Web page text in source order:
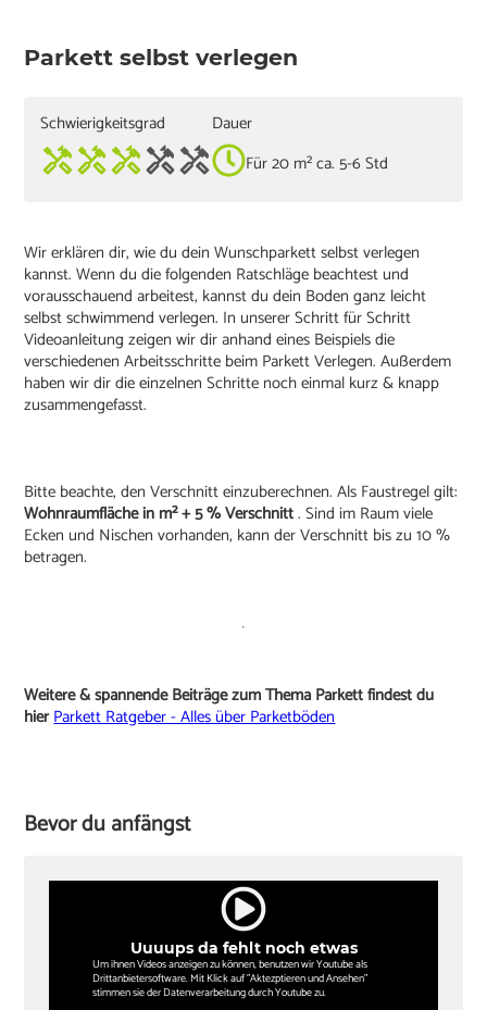
Parkett selbst verlegen
Schwierigkeitsgrad
Dauer
Für 20 m² ca. 5-6 Std
Wir erklären dir, wie du dein Wunschparkett selbst verlegen
kannst. Wenn du die folgenden Ratschläge beachtest und
vorausschauend arbeitest, kannst du dein Boden ganz leicht
selbst schwimmend verlegen. In unserer Schritt für Schritt
Videoanleitung zeigen wir dir anhand eines Beispiels die
verschiedenen Arbeitsschritte beim Parkett Verlegen. Außerdem
haben wir dir die einzelnen Schritte noch einmal kurz & knapp
zusammengefasst.
Bitte beachte, den Verschnitt einzuberechnen. Als Faustregel gilt:
Wohnraumfläche in m² + 5 % Verschnitt. Sind im Raum viele
Ecken und Nischen vorhanden, kann der Verschnitt bis zu 10 %
betragen.
Weitere & spannende Beiträge zum Thema Parkett findest du
hierParkett Ratgeber - Alles über Parketböden
Bevor du anfängst
Uuuups da fehlt noch etwas
Um ihnen Videos anzeigen zu können, benutzen wir Youtube als
Drittanbietersoftware. Mit Klick auf "Aktezptieren und Ansehen"
stimmen sie der Datenverarbeitung durch Youtube zu.